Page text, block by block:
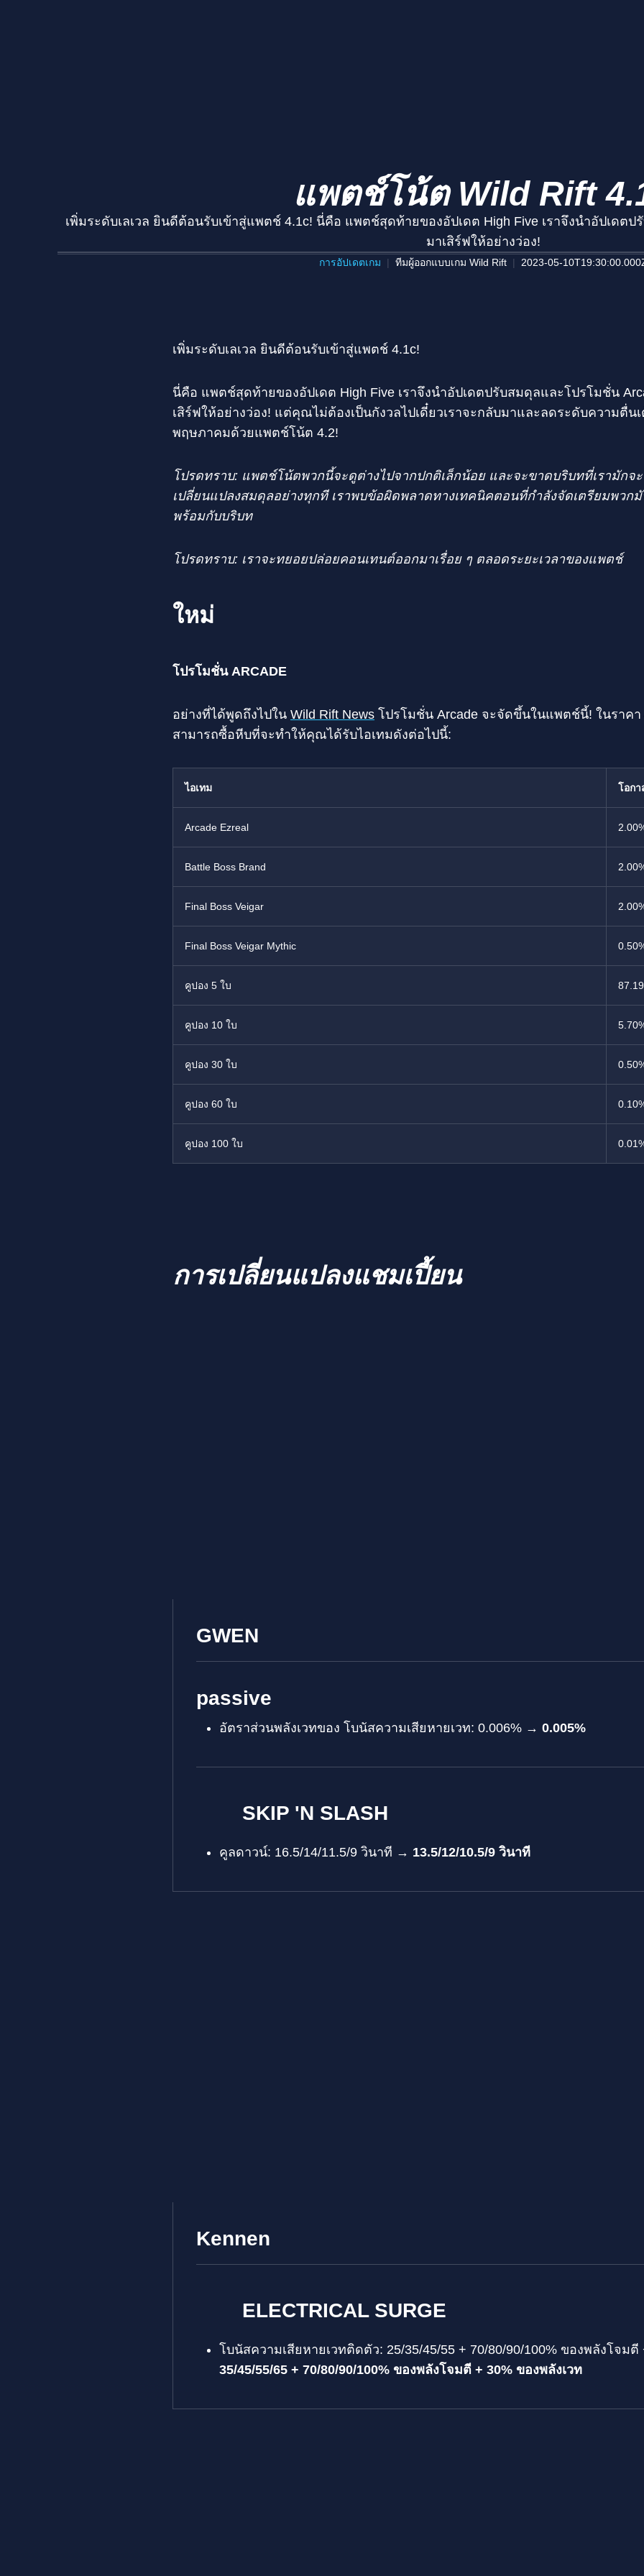
แพตช์โน้ต Wild Rift
เพิ่มระดับเลเวล ยินดีต้อนรับเข้าสู่แพตช์ 4.1c! นี่คือ แพตช์สุดท้ายของอัปเดต High Five เราจึงนำอัปเดต
มาเสิร์ฟให้อย่างว่อง!
การอัปเดตเกม ทีมผู้ออกแบบเกม Wild Rift 2023-05-
เพิ่มระดับเลเวล ยินดีต้อนรับเข้าสู่แพตช์ 4.1c!
นี่คือ แพตช์สุดท้ายของอัปเดต High Five เราจึงนำอัปเดตปรับสมดุลและโปรโมชั่น
เสิร์ฟให้อย่างว่อง! แต่คุณไม่ต้องเป็นกังวลไปเดี๋ยวเราจะกลับมาและลดระดับความตื่
พฤษภาคมด้วยแพตช์โน้ต 4.2!
โปรดทราบ: แพตช์โน้ตพวกนี้จะดูต่างไปจากปกติเล็กน้อย และจะขาดบริบทที่เรามักจ
เปลี่ยนแปลงสมดุลอย่างทุกที เราพบข้อผิดพลาดทางเทคนิคตอนที่กำลังจัดเตรียมพวก
พร้อมกับบริบท
โปรดทราบ: เราจะทยอยปล่อยคอนเทนต์ออกมาเรื่อย ๆ ตลอดระยะเวลาของแพตช์
ใหม่
โปรโมชั่น ARCADE
อย่างที่ได้พูดถึงไปใน Wild Rift News โปรโมชั่น Arcade จะจัดขึ้นในแพตช์นี้! ในราคา
สามารถซื้อหีบที่จะทำให้คุณได้รับไอเทมดังต่อไปนี้:
ไอเทม โอกา
Arcade Ezreal
Battle Boss Brand
Final Boss Veigar
Final Boss Veigar Mythic
คูปอง 5 ใบ
คูปอง 10 ใบ
คูปอง 30 ใบ
คูปอง 60 ใบ
คูปอง 100 ใบ
การเปลี่ยนแปลงแชมเปี้ยน
GWEN
passive
อัตราส่วนพลังเวทของ โบนัสความเสียหายเวท: 0.006% → 0.005%
SKIP 'N SLASH
คูลดาวน์: 16.5/14/11.5/9 วินาที → 13.5/12/10.5/9 วินาที
Kennen
ELECTRICAL SURGE
โบนัสความเสียหายเวทติดตัว: 25/35/45/55 + 70/80/90/100% ของพลังโจม
35/45/55/65 + 70/80/90/100% ของพลังโจมตี + 30% ของพลังเวท